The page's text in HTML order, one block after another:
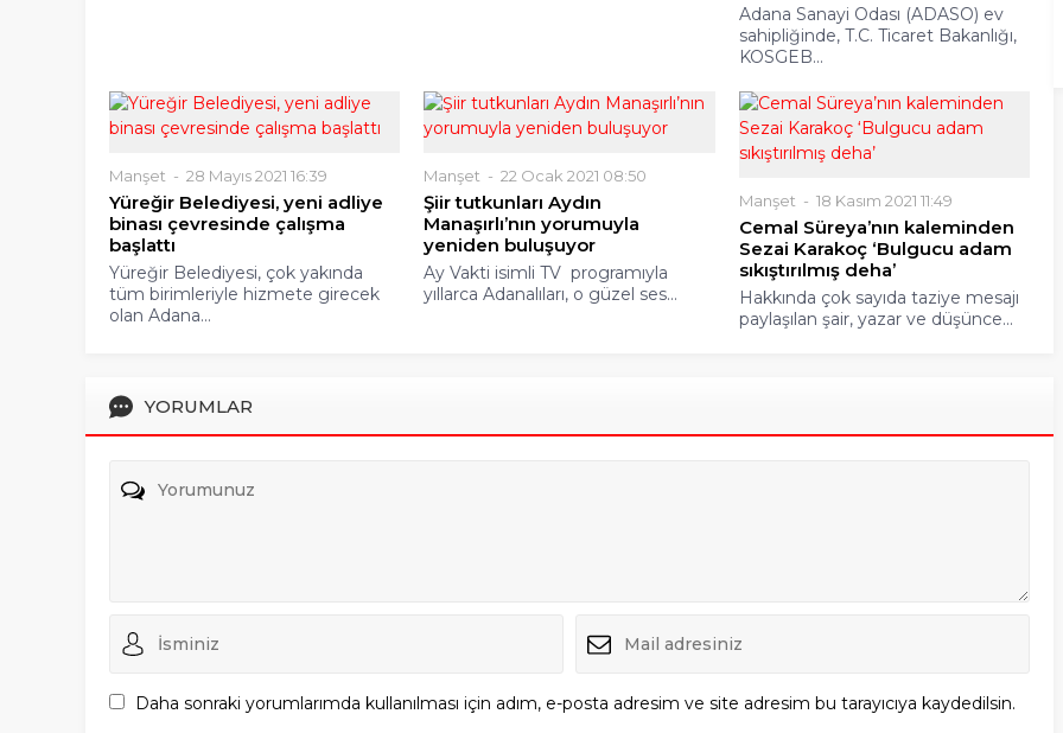
Adana Sanayi Odası (ADASO) ev
sahipliğinde, T.C. Ticaret Bakanlığı,
KOSGEB...
Manşet 28 Mayıs 2021 16:39
Yüreğir Belediyesi, yeni adliye
binası çevresinde çalışma
başlattı
Yüreğir Belediyesi, çok yakında
tüm birimleriyle hizmete girecek
olan Adana...
Manşet 22 Ocak 2021 08:50
Şiir tutkunları Aydın
Manaşırlı’nın yorumuyla
yeniden buluşuyor
Ay Vakti isimli TV programıyla
yıllarca Adanalıları, o güzel ses...
Manşet 18 Kasım 2021 11:49
Cemal Süreya’nın kaleminden
Sezai Karakoç ‘Bulgucu adam
sıkıştırılmış deha’
Hakkında çok sayıda taziye mesajı
paylaşılan şair, yazar ve düşünce...
YORUMLAR
Daha sonraki yorumlarımda kullanılması için adım, e-posta adresim ve site adresim bu tarayıcıya kaydedilsin.